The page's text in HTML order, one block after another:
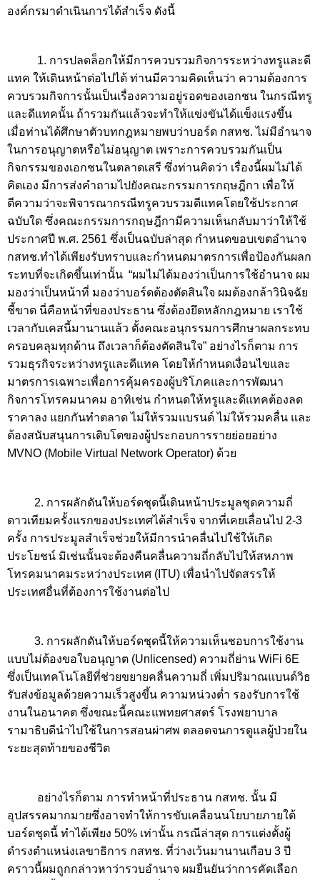
องค์กรมาดำเนินการได้สำเร็จ ดังนี้
1. การปลดล็อกให้มีการควบรวมกิจการระหว่างทรูและดี
แทค ให้เดินหน้าต่อไปได้ ท่านมีความคิดเห็นว่า ความต้องการ
ควบรวมกิจการนั้นเป็นเรื่องความอยู่รอดของเอกชน ในกรณีทรู
และดีแทคนั้น ถ้ารวมกันแล้วจะทำให้แข่งขันได้แข็งแรงขึ้น
เมื่อท่านได้ศึกษาตัวบทกฎหมายพบว่าบอร์ด กสทช. ไม่มีอำนาจ
ในการอนุญาตหรือไม่อนุญาต เพราะการควบรวมกันเป็น
กิจกรรมของเอกชนในตลาดเสรี ซึ่งท่านคิดว่า เรื่องนี้ผมไม่ได้
คิดเอง มีการส่งคำถามไปยังคณะกรรมการกฤษฎีกา เพื่อให้
ตีความว่าจะพิจารณากรณีทรูควบรวมดีแทคโดยใช้ประกาศ
ฉบับใด ซึ่งคณะกรรมการกฤษฎีกามีความเห็นกลับมาว่าให้ใช้
ประกาศปี พ.ศ. 2561 ซึ่งเป็นฉบับล่าสุด กำหนดขอบเขตอำนาจ
กสทช.ทำได้เพียงรับทราบและกำหนดมาตรการเพื่อป้องกันผลก
ระทบที่จะเกิดขึ้นเท่านั้น “ผมไม่ได้มองว่าเป็นการใช้อำนาจ ผม
มองว่าเป็นหน้าที่ มองว่าบอร์ดต้องตัดสินใจ ผมต้องกล้าวินิจฉัย
ชี้ขาด นี่คือหน้าที่ของประธาน ซึ่งต้องยึดหลักกฎหมาย เราใช้
เวลากับเคสนี้มานานแล้ว ตั้งคณะอนุกรรมการศึกษาผลกระทบ
ครอบคลุมทุกด้าน ถึงเวลาก็ต้องตัดสินใจ” อย่างไรก็ตาม การ
รวมธุรกิจระหว่างทรูและดีแทค โดยให้กำหนดเงื่อนไขและ
มาตรการเฉพาะเพื่อการคุ้มครองผู้บริโภคและการพัฒนา
กิจการโทรคมนาคม อาทิเช่น กำหนดให้ทรูและดีแทคต้องลด
ราคาลง แยกกันทำตลาด ไม่ให้รวมแบรนด์ ไม่ให้รวมคลื่น และ
ต้องสนับสนุนการเติบโตของผู้ประกอบการรายย่อยอย่าง
MVNO (Mobile Virtual Network Operator) ด้วย
2. การผลักดันให้บอร์ดชุดนี้เดินหน้าประมูลชุดความถี่
ดาวเทียมครั้งแรกของประเทศได้สำเร็จ จากที่เคยเลื่อนไป 2-3
ครั้ง การประมูลสำเร็จช่วยให้มีการนำคลื่นไปใช้ให้เกิด
ประโยชน์ มิเช่นนั้นจะต้องคืนคลื่นความถี่กลับไปให้สหภาพ
โทรคมนาคมระหว่างประเทศ ( ITU) เพื่อนำไปจัดสรรให้
ประเทศอื่นที่ต้องการใช้งานต่อไป
3. การผลักดันให้บอร์ดชุดนี้ให้ความเห็นชอบการใช้งาน
แบบไม่ต้องขอใบอนุญาต (Unlicensed) ความถี่ย่าน WiFi 6E
ซึ่งเป็นเทคโนโลยีที่ช่วยขยายคลื่นความถี่ เพิ่มปริมาณแบนด์วิธ
รับส่งข้อมูลด้วยความเร็วสูงขึ้น ความหน่วงต่ำ รองรับการใช้
งานในอนาคต ซึ่งขณะนี้คณะแพทยศาสตร์ โรงพยาบาล
รามาธิบดีนำไปใช้ในการสอนผ่าศพ ตลอดจนการดูแลผู้ป่วยใน
ระยะสุดท้ายของชีวิต
อย่างไรก็ตาม การทำหน้าที่ประธาน กสทช. นั้น มี
อุปสรรคมากมายซึ่งอาจทำให้การขับเคลื่อนนโยบายภายใต้
บอร์ดชุดนี้ ทำได้เพียง 50% เท่านั้น กรณีล่าสุด การแต่งตั้งผู้
ดำรงตำแหน่งเลขาธิการ กสทช. ที่ว่างเว้นมานานเกือบ 3 ปี
คราวนี้ผมถูกกล่าวหาว่ารวบอำนาจ ผมยืนยันว่าการคัดเลือก